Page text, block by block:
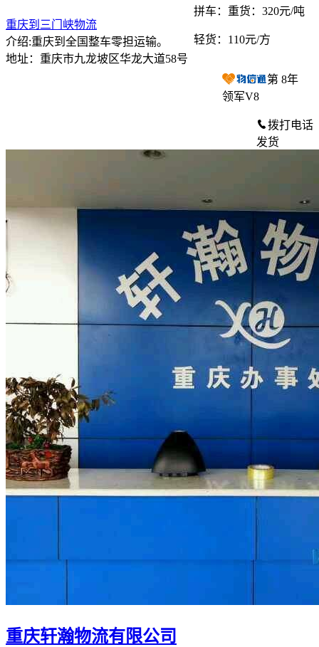
重庆到三门峡物流
介绍:重庆到全国整车零担运输。
地址：重庆市九龙坡区华龙大道58号
拼车： 重货：320元/吨
轻货： 110元/方
第 8年
领军V8
拨打电话
发货
重庆轩瀚物流有限公司